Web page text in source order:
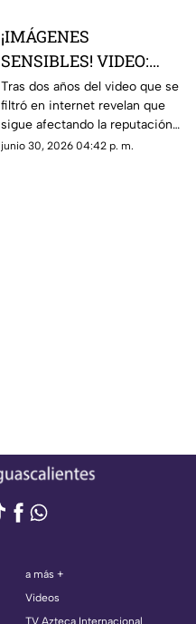
¡IMÁGENES
SENSIBLES! VIDEO:
Revelan el video íntimo
que 6ix9ine subió con
su ex pareja Yailín; le
costó contratos
Tras dos años del video que se
filtró en internet revelan que
sigue afectando la reputación
de Yailín
junio 30, 2026 04:42 p. m.
a más +
Videos
TV Azteca Internacional